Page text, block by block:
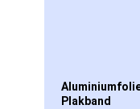
Zelfklevende
Plakband